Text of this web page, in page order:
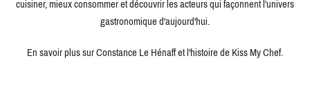
cuisiner, mieux consommer et découvrir les acteurs qui façonnent l'univers
gastronomique d'aujourd'hui.
En savoir plus sur Constance Le Hénaff et l'histoire de Kiss My Chef.